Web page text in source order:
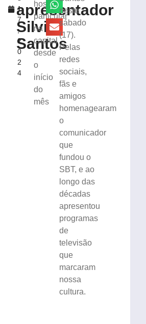
1
7
,
2
0
2
4
apresentador
Silvio
Santos
hospital
particular
na
capital
desde
o
início
do
mês
neste
sábado
(17).
Pelas
redes
sociais,
fãs e
amigos
homenagearam
o
comunicador
que
fundou o
SBT, e ao
longo das
décadas
apresentou
programas
de
televisão
que
marcaram
nossa
cultura.